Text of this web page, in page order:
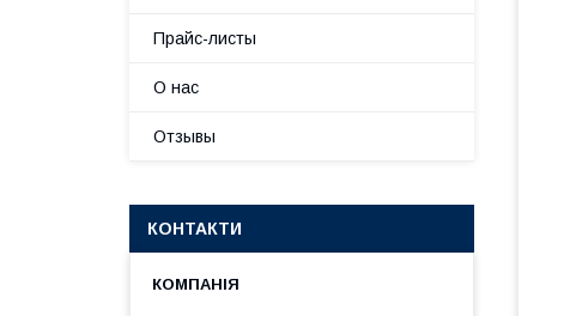
Прайс-листы
О нас
Отзывы
КОНТАКТИ